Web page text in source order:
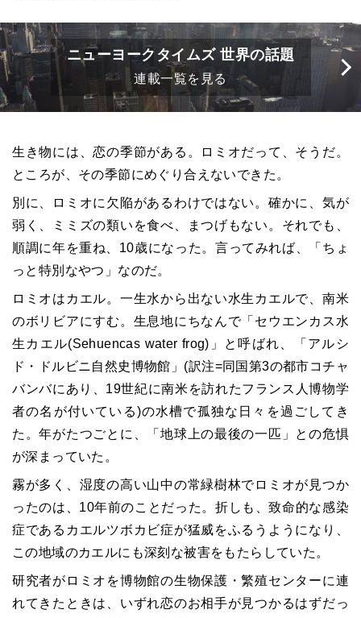
ニューヨークタイムズ 世界の話題
連載一覧を見る
生き物には、恋の季節がある。ロミオだって、そうだ。
ところが、その季節にめぐり合えないできた。
別に、ロミオに欠陥があるわけではない。確かに、気が
弱く、ミミズの類いを食べ、まつげもない。それでも、
順調に年を重ね、10歳になった。言ってみれば、「ちょ
っと特別なやつ」なのだ。
ロミオはカエル。一生水から出ない水生カエルで、南米
のボリビアにすむ。生息地にちなんで「セウエンカス水
生カエル(Sehuencas water frog)」と呼ばれ、「アルシ
ド・ドルビニ自然史博物館」(訳注=同国第3の都市コチャ
バンバにあり、19世紀に南米を訪れたフランス人博物学
者の名が付いている)の水槽で孤独な日々を過ごしてき
た。年がたつごとに、「地球上の最後の一匹」との危惧
が深まっていた。
霧が多く、湿度の高い山中の常緑樹林でロミオが見つか
ったのは、10年前のことだった。折しも、致命的な感染
症であるカエルツボカビ症が猛威をふるうようになり、
この地域のカエルにも深刻な被害をもたらしていた。
研究者がロミオを博物館の生物保護・繁殖センターに連
れてきたときは、いずれ恋のお相手が見つかるはずだっ